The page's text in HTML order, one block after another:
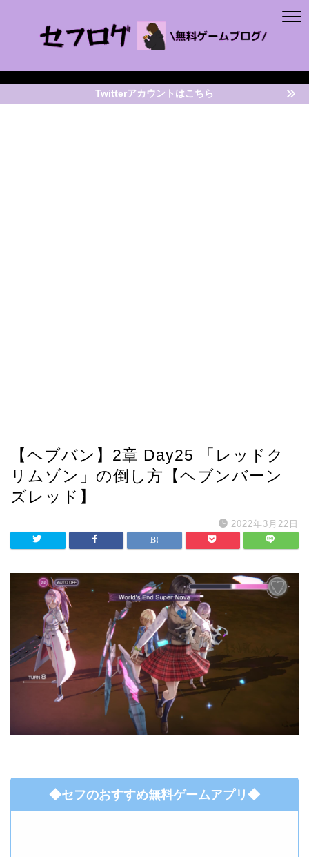
Twitterアカウントはこちら
【ヘブバン】2章 Day25 「レッドク
リムゾン」の倒し方【ヘブンバーン
ズレッド】
2022年3月22日
◆セフのおすすめ無料ゲームアプリ◆